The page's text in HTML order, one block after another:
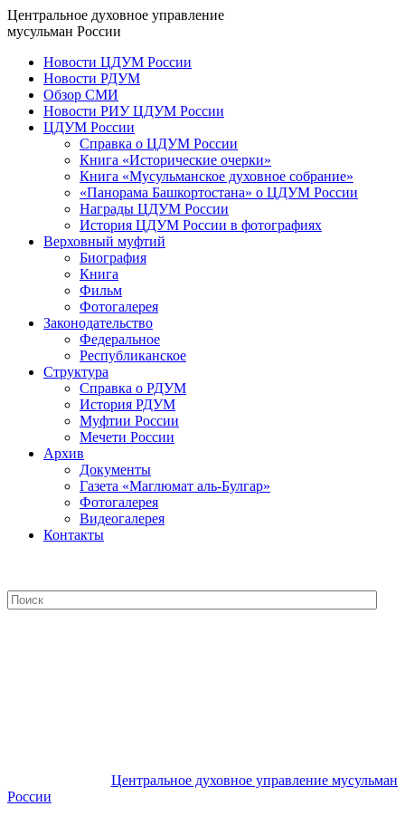
Центральное духовное управление
мусульман России
Новости ЦДУМ России
Новости РДУМ
Обзор СМИ
Новости РИУ ЦДУМ России
ЦДУМ России
Справка о ЦДУМ России
Книга «Исторические очерки»
Книга «Мусульманское духовное собрание»
«Панорама Башкортостана» о ЦДУМ России
Награды ЦДУМ России
История ЦДУМ России в фотографиях
Верховный муфтий
Биография
Книга
Фильм
Фотогалерея
Законодательство
Федеральное
Республиканское
Структура
Справка о РДУМ
История РДУМ
Муфтии России
Мечети России
Архив
Документы
Газета «Маглюмат аль-Булгар»
Фотогалерея
Видеогалерея
Контакты
Центральное духовное управление мусульман
России